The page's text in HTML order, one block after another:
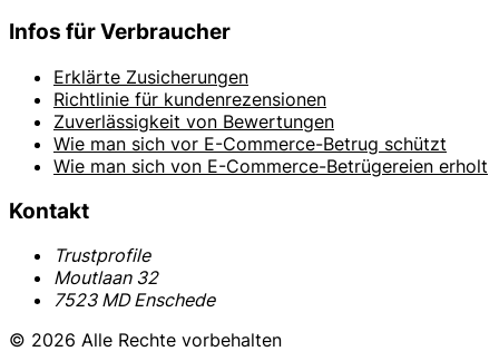
Infos für Verbraucher
Erklärte Zusicherungen
Richtlinie für kundenrezensionen
Zuverlässigkeit von Bewertungen
Wie man sich vor E-Commerce-Betrug schützt
Wie man sich von E-Commerce-Betrügereien erholt
Kontakt
Trustprofile
Moutlaan 32
7523 MD Enschede
© 2026 Alle Rechte vorbehalten